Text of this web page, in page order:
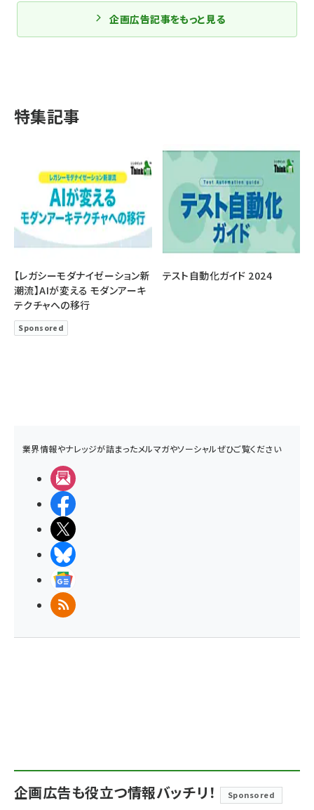
企画広告記事をもっと見る
業界情報やナレッジが詰まったメルマガやソーシャルぜひご覧ください
RSS
特集記事
【レガシーモダナイゼーション新
潮流】AIが変える モダンアーキ
テクチャへの移行
Sponsored
テスト自動化ガイド 2024
企画広告も役立つ情報バッチリ！ Sponsored